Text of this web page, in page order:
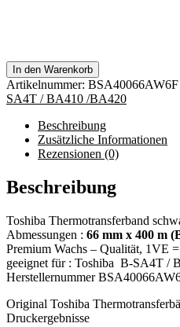
In den Warenkorb
Artikelnummer: BSA40066AW6F
SA4T / BA410 /BA420
Beschreibung
Zusätzliche Informationen
Rezensionen (0)
Beschreibung
Toshiba Thermotransferband
Abmessungen : 66 mm x 400 m
Premium Wachs – Qualität, 1VE
geeignet für : Toshiba B-SA4T /
Herstellernummer
Original Toshiba
Druckergebnisse